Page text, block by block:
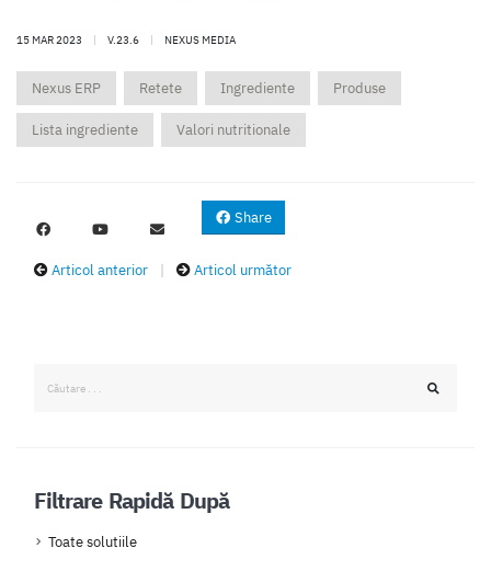
15 MAR 2023 | V.23.6 | NEXUS MEDIA
Nexus ERP Retete Ingrediente Produse
Lista ingrediente Valori nutritionale
Share
Articol anterior | Articol următor
Filtrare Rapidă După
Toate solutiile